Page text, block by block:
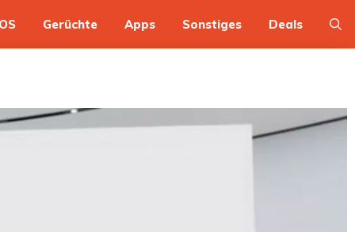
Gerüchte Apps Sonstiges Deals